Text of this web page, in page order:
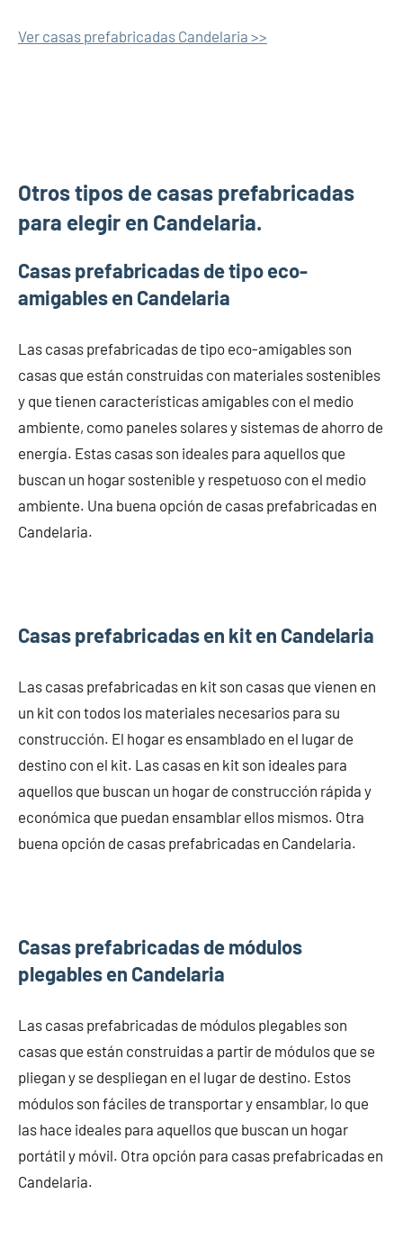
Ver casas prefabricadas Candelaria >>
Otros tipos de casas prefabricadas
para elegir en Candelaria.
Casas prefabricadas de tipo eco-
amigables en Candelaria
Las casas prefabricadas de tipo eco-amigables son
casas que están construidas con materiales sostenibles
y que tienen características amigables con el medio
ambiente, como paneles solares y sistemas de ahorro de
energía. Estas casas son ideales para aquellos que
buscan un hogar sostenible y respetuoso con el medio
ambiente. Una buena opción de casas prefabricadas en
Candelaria.
Casas prefabricadas en kit en Candelaria
Las casas prefabricadas en kit son casas que vienen en
un kit con todos los materiales necesarios para su
construcción. El hogar es ensamblado en el lugar de
destino con el kit. Las casas en kit son ideales para
aquellos que buscan un hogar de construcción rápida y
económica que puedan ensamblar ellos mismos. Otra
buena opción de casas prefabricadas en Candelaria.
Casas prefabricadas de módulos
plegables en Candelaria
Las casas prefabricadas de módulos plegables son
casas que están construidas a partir de módulos que se
pliegan y se despliegan en el lugar de destino. Estos
módulos son fáciles de transportar y ensamblar, lo que
las hace ideales para aquellos que buscan un hogar
portátil y móvil. Otra opción para casas prefabricadas en
Candelaria.